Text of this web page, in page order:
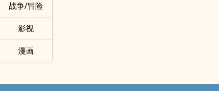
战争/冒险
影视
漫画